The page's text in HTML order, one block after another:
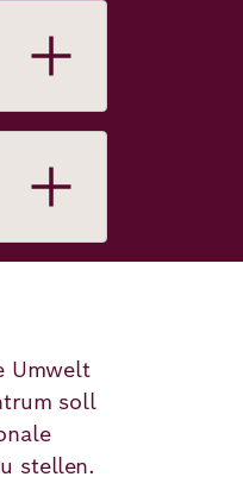
Umwelt
soll
stellen.